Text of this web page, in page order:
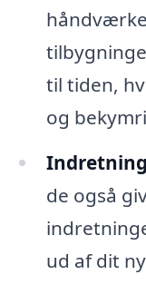
til tiden,
og
de også
ud af dit